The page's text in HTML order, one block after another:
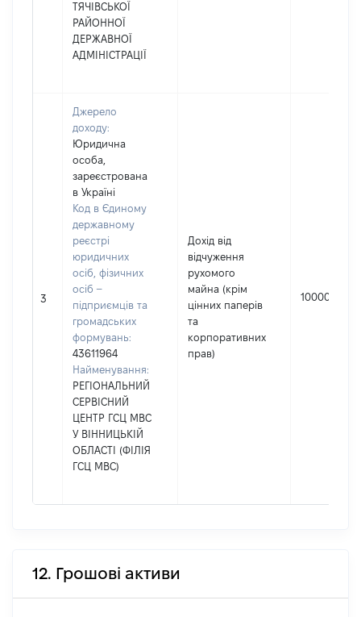
ТЯЧІВСЬКОЇ
РАЙОННОЇ
ДЕРЖАВНОЇ
АДМІНІСТРАЦІЇ
3
Джерело
доходу:
Юридична
особа,
зареєстрована
в Україні
Код в Єдиному
державному
реєстрі
юридичних
осіб, фізичних
осіб –
підприємців та
громадських
формувань:
43611964
Найменування:
РЕГІОНАЛЬНИЙ
СЕРВІСНИЙ
ЦЕНТР ГСЦ МВС
У ВІННИЦЬКІЙ
ОБЛАСТІ (ФІЛІЯ
ГСЦ МВС)
Дохід від
відчуження
рухомого
майна (крім
цінних паперів
та
корпоративних
прав)
100000
12. Грошові активи